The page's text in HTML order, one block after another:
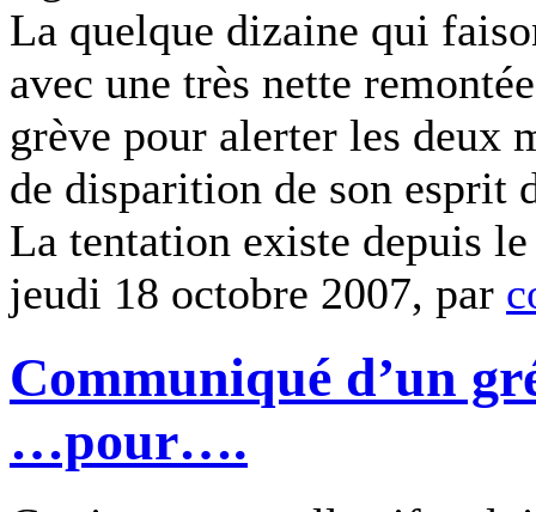
La quelque dizaine qui
avec une très nette
grève pour alerter les deux
de disparition de son esprit
La tentation existe depuis
jeudi 18 octobre 2007, par
Communiqué d’un
…pour….